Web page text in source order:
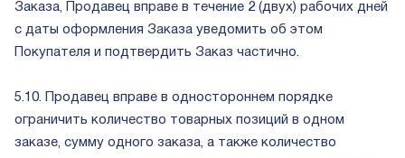
Заказа, Продавец вправе в течение 2 (двух) рабочих дней
с даты оформления Заказа уведомить об этом
Покупателя и подтвердить Заказ частично.
5.10. Продавец вправе в одностороннем порядке
ограничить количество товарных позиций в одном
заказе, сумму одного заказа, а также количество